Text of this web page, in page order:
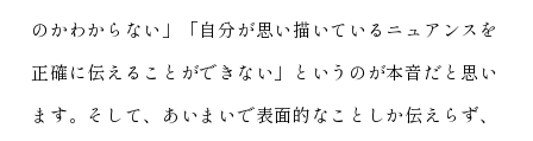
のかわからない」「自分が思い描いているニュアンスを
正確に伝えることができない」というのが本音だと思い
ます。そして、あいまいで表面的なことしか伝えらず、